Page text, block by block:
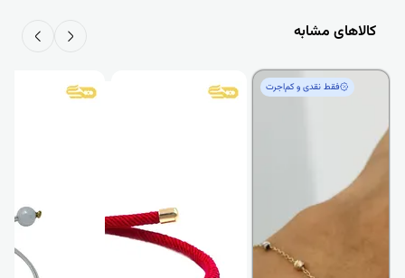
کالاهای مشابه
فقط‌ نقدی و کم‌اجرت